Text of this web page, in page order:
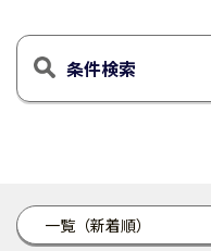
一覧（新着順）
条件検索